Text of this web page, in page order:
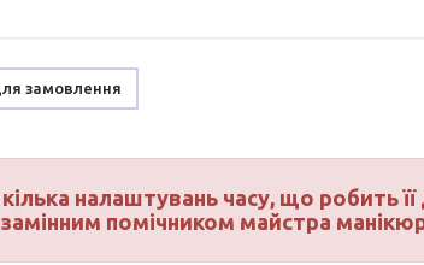
замовлення
налаштувань часу, що робить
помічником майстра